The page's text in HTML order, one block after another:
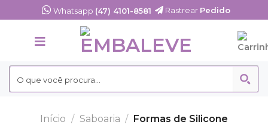
to
content
Whatsapp (47) 4101-8581 Rastrear Pedido
Início / Saboaria / Formas de Silicone